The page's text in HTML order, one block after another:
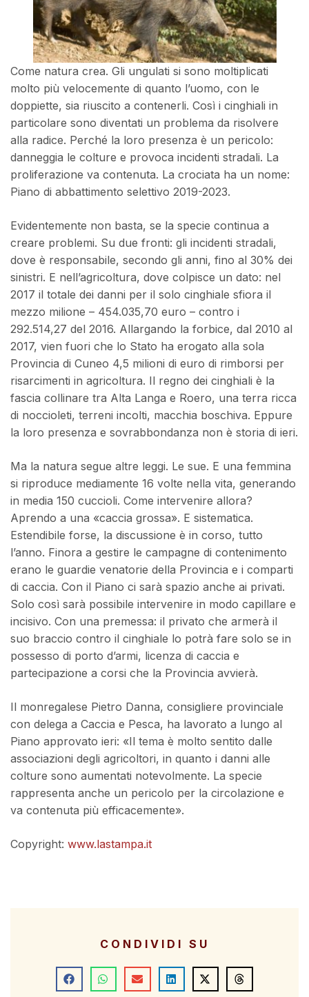
Come natura crea. Gli ungulati si sono moltiplicati
molto più velocemente di quanto l’uomo, con le
doppiette, sia riuscito a contenerli. Così i cinghiali in
particolare sono diventati un problema da risolvere
alla radice. Perché la loro presenza è un pericolo:
danneggia le colture e provoca incidenti stradali. La
proliferazione va contenuta. La crociata ha un nome:
Piano di abbattimento selettivo 2019-2023.
Evidentemente non basta, se la specie continua a
creare problemi. Su due fronti: gli incidenti stradali,
dove è responsabile, secondo gli anni, fino al 30% dei
sinistri. E nell’agricoltura, dove colpisce un dato: nel
2017 il totale dei danni per il solo cinghiale sfiora il
mezzo milione – 454.035,70 euro – contro i
292.514,27 del 2016. Allargando la forbice, dal 2010 al
2017, vien fuori che lo Stato ha erogato alla sola
Provincia di Cuneo 4,5 milioni di euro di rimborsi per
risarcimenti in agricoltura. Il regno dei cinghiali è la
fascia collinare tra Alta Langa e Roero, una terra ricca
di noccioleti, terreni incolti, macchia boschiva. Eppure
la loro presenza e sovrabbondanza non è storia di ieri.
Ma la natura segue altre leggi. Le sue. E una femmina
si riproduce mediamente 16 volte nella vita, generando
in media 150 cuccioli. Come intervenire allora?
Aprendo a una «caccia grossa». E sistematica.
Estendibile forse, la discussione è in corso, tutto
l’anno. Finora a gestire le campagne di contenimento
erano le guardie venatorie della Provincia e i comparti
di caccia. Con il Piano ci sarà spazio anche ai privati.
Solo così sarà possibile intervenire in modo capillare e
incisivo. Con una premessa: il privato che armerà il
suo braccio contro il cinghiale lo potrà fare solo se in
possesso di porto d’armi, licenza di caccia e
partecipazione a corsi che la Provincia avvierà.
Il monregalese Pietro Danna, consigliere provinciale
con delega a Caccia e Pesca, ha lavorato a lungo al
Piano approvato ieri: «Il tema è molto sentito dalle
associazioni degli agricoltori, in quanto i danni alle
colture sono aumentati notevolmente. La specie
rappresenta anche un pericolo per la circolazione e
va contenuta più efficacemente».
Copyright: www.lastampa.it
CONDIVIDI SU